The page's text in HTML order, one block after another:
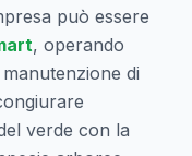
può essere
, operando
di
verde con la